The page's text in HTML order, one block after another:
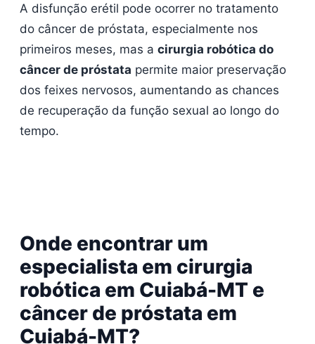
A disfunção erétil pode ocorrer no tratamento
do câncer de próstata, especialmente nos
primeiros meses, mas a cirurgia robótica do
câncer de próstata permite maior preservação
dos feixes nervosos, aumentando as chances
de recuperação da função sexual ao longo do
tempo.
Onde encontrar um
especialista em cirurgia
robótica em Cuiabá-MT e
câncer de próstata em
Cuiabá-MT?